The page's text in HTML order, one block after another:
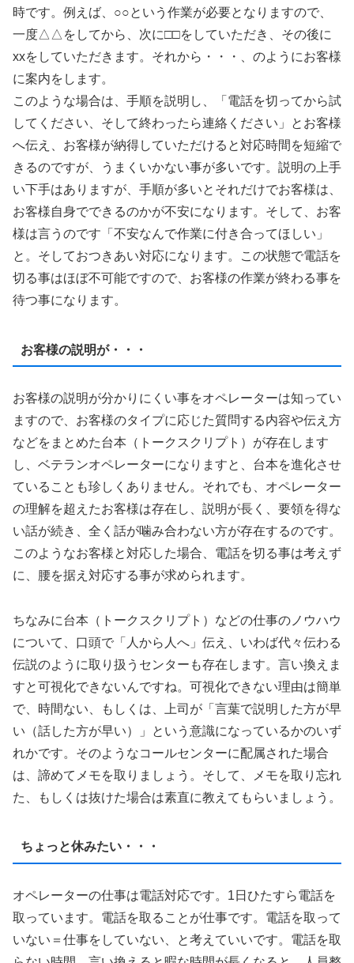
時です。例えば、○○という作業が必要となりますので、
一度△△をしてから、次に□□をしていただき、その後に
xxをしていただきます。それから・・・、のようにお客様
に案内をします。
このような場合は、手順を説明し、「電話を切ってから試
してください、そして終わったら連絡ください」とお客様
へ伝え、お客様が納得していただけると対応時間を短縮で
きるのですが、うまくいかない事が多いです。説明の上手
い下手はありますが、手順が多いとそれだけでお客様は、
お客様自身でできるのかが不安になります。そして、お客
様は言うのです「不安なんで作業に付き合ってほしい」
と。そしておつきあい対応になります。この状態で電話を
切る事はほぼ不可能ですので、お客様の作業が終わる事を
待つ事になります。
お客様の説明が・・・
お客様の説明が分かりにくい事をオペレーターは知ってい
ますので、お客様のタイプに応じた質問する内容や伝え方
などをまとめた台本（トークスクリプト）が存在します
し、ベテランオペレーターになりますと、台本を進化させ
ていることも珍しくありません。それでも、オペレーター
の理解を超えたお客様は存在し、説明が長く、要領を得な
い話が続き、全く話が噛み合わない方が存在するのです。
このようなお客様と対応した場合、電話を切る事は考えず
に、腰を据え対応する事が求められます。
ちなみに台本（トークスクリプト）などの仕事のノウハウ
について、口頭で「人から人へ」伝え、いわば代々伝わる
伝説のように取り扱うセンターも存在します。言い換えま
すと可視化できないんですね。可視化できない理由は簡単
で、時間ない、もしくは、上司が「言葉で説明した方が早
い（話した方が早い）」という意識になっているかのいず
れかです。そのようなコールセンターに配属された場合
は、諦めてメモを取りましょう。そして、メモを取り忘れ
た、もしくは抜けた場合は素直に教えてもらいましょう。
ちょっと休みたい・・・
オペレーターの仕事は電話対応です。1日ひたすら電話を
取っています。電話を取ることが仕事です。電話を取って
いない＝仕事をしていない、と考えていいです。電話を取